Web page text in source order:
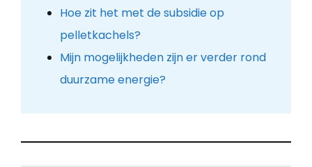
Hoe zit het met de subsidie op
pelletkachels?
Mijn mogelijkheden zijn er verder rond
duurzame energie?